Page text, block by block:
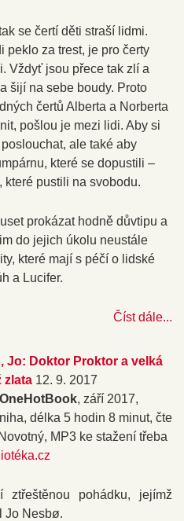
se čertí děti straší lidmi.
peklo za trest, je pro čerty
Vždyť jsou přece tak zlí a
šijí na sebe boudy. Proto
čertů Alberta a Norberta
pošlou je mezi lidi. Aby si
ale také aby
které se dopustili –
které pustili na svobodu.
prokázat hodně důvtipu a
do jejich úkolu neustále
které mají s péčí o lidské
a Lucifer.
Číst dále...
Jo: Doktor Proktor a velká
zlata 12. 9. 2017
OneHotBook, září 2017,
délka 5 hodin 8 minut, čte
MP3 ke stažení třeba
ztřeštěnou pohádku, jejímž
Jo Nesbø.